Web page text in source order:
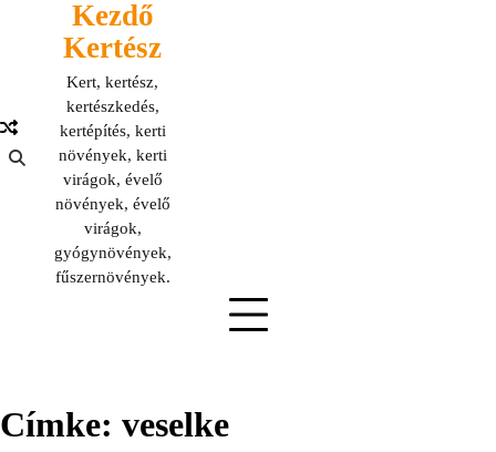
Kezdő
Kertész
Kert, kertész,
kertészkedés,
kertépítés, kerti
növények, kerti
virágok, évelő
növények, évelő
virágok,
gyógynövények,
fűszernövények.
Címke: veselke